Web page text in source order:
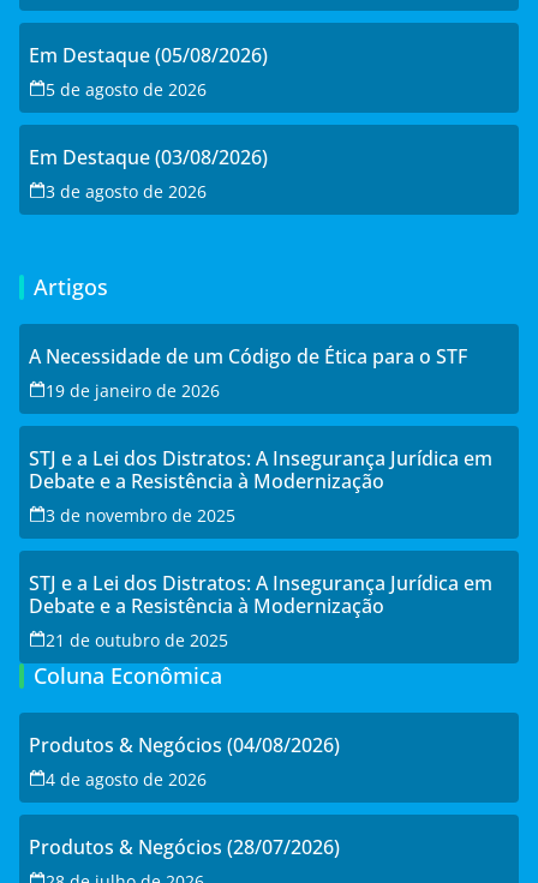
Em Destaque (05/08/2026)
5 de agosto de 2026
Em Destaque (03/08/2026)
3 de agosto de 2026
Artigos
A Necessidade de um Código de Ética para o STF
19 de janeiro de 2026
STJ e a Lei dos Distratos: A Insegurança Jurídica em
Debate e a Resistência à Modernização
3 de novembro de 2025
STJ e a Lei dos Distratos: A Insegurança Jurídica em
Debate e a Resistência à Modernização
21 de outubro de 2025
Coluna Econômica
Produtos & Negócios (04/08/2026)
4 de agosto de 2026
Produtos & Negócios (28/07/2026)